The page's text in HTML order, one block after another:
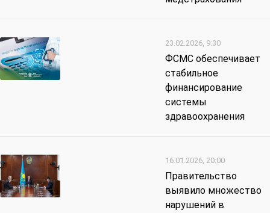
23.02.2026, 9:30
ФСМС обеспечивает
стабильное
финансирование
системы
здравоохранения
16.01.2026, 20:00
Правительство
выявило множество
нарушений в